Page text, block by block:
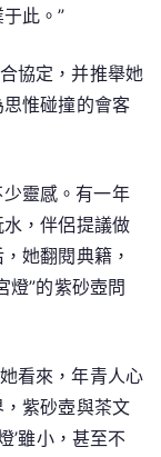
此。”
協定，并推舉她
惟碰撞的會客
靈感。有一年
，伴侶提議做
她翻閱典籍，
燈”的紫砂壺問
看來，年青人心
紫砂壺與茶文
’雖小，甚至不